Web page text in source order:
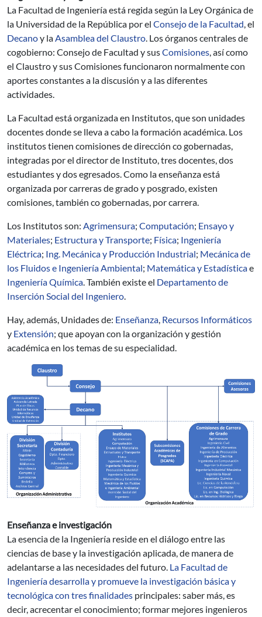
La Facultad de Ingeniería está regida según la Ley Orgánica de
la Universidad de la República por el Consejo de la Facultad , el
Decanoy la Asamblea del Claustro . Los órganos centrales de
cogobierno: Consejo de Facultad y susComisiones , así como
el Claustro y sus Comisiones funcionaron normalmente con
aportes constantes a la discusión y a las diferentes
actividades.
La Facultad está organizada en Institutos, que son unidades
docentes donde se lleva a cabo la formación académica. Los
institutos tienen comisiones de dirección co gobernadas,
integradas por el director de Instituto, tres docentes, dos
estudiantes y dos egresados. Como la enseñanza está
organizada por carreras de grado y posgrado, existen
comisiones, también co gobernadas, por carrera.
Los Institutos son: Agrimensura; Computación; Ensayo y
Materiales; Estructura y Transporte; Física; Ingeniería
Eléctrica; Ing. Mecánica y Producción Industrial; Mecánica de
los Fluidos e Ingeniería Ambiental; Matemática y Estadísticae
Ingeniería Química . También existe el Departamento de
Inserción Social del Ingeniero
Hay, además, Unidades de: Enseñanza Recursos Informáticos
y Extensión; que apoyan con la organización y gestión
académica en los temas de su especialidad.
Enseñanza e investigación
La esencia de la Ingeniería reside en el diálogo entre las
ciencias de base y la investigación aplicada, de manera de
adelantarse a las necesidades del futuro. La Facultad de
Ingeniería desarrolla y promueve la investigación básica y
tecnológica con tres finalidades principales: saber más, es
decir, acrecentar el conocimiento; formar mejores ingenieros